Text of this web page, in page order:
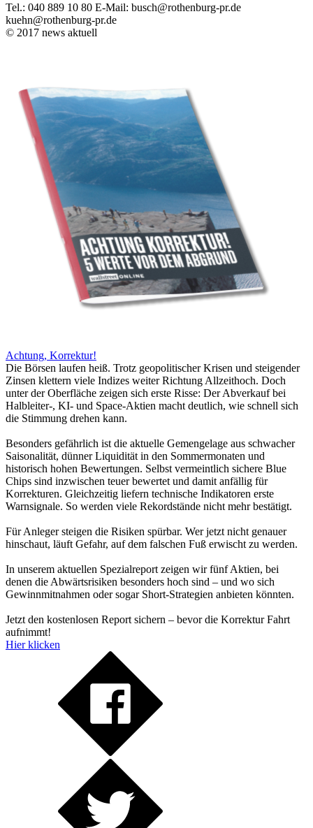
Tel.: 040 889 10 80 E-Mail: busch@rothenburg-pr.de
kuehn@rothenburg-pr.de
© 2017 news aktuell
Achtung, Korrektur!
Die Börsen laufen heiß. Trotz geopolitischer Krisen und steigender
Zinsen klettern viele Indizes weiter Richtung Allzeithoch. Doch
unter der Oberfläche zeigen sich erste Risse: Der Abverkauf bei
Halbleiter-, KI- und Space-Aktien macht deutlich, wie schnell sich
die Stimmung drehen kann.
Besonders gefährlich ist die aktuelle Gemengelage aus schwacher
Saisonalität, dünner Liquidität in den Sommermonaten und
historisch hohen Bewertungen. Selbst vermeintlich sichere Blue
Chips sind inzwischen teuer bewertet und damit anfällig für
Korrekturen. Gleichzeitig liefern technische Indikatoren erste
Warnsignale. So werden viele Rekordstände nicht mehr bestätigt.
Für Anleger steigen die Risiken spürbar. Wer jetzt nicht genauer
hinschaut, läuft Gefahr, auf dem falschen Fuß erwischt zu werden.
In unserem aktuellen Spezialreport zeigen wir fünf Aktien, bei
denen die Abwärtsrisiken besonders hoch sind – und wo sich
Gewinnmitnahmen oder sogar Short-Strategien anbieten könnten.
Jetzt den kostenlosen Report sichern – bevor die Korrektur Fahrt
aufnimmt!
Hier klicken